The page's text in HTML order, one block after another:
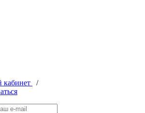
кабинет
/